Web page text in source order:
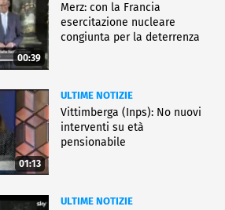
00:39
Merz: con la Francia
esercitazione nucleare
congiunta per la deterrenza
01:13
ULTIME NOTIZIE
Vittimberga (Inps): No nuovi
interventi su età
pensionabile
ULTIME NOTIZIE